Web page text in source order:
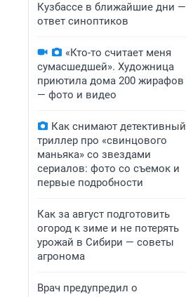
Кузбассе в ближайшие дни —
ответ синоптиков
«Кто-то считает меня
сумасшедшей». Художница
приютила дома 200 жирафов
— фото и видео
Как снимают детективный
триллер про «свинцового
маньяка» со звездами
сериалов: фото со съемок и
первые подробности
Как за август подготовить
огород к зиме и не потерять
урожай в Сибири — советы
агронома
Врач предупредил о